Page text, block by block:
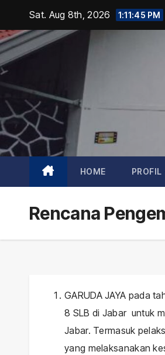
content
Sat. Aug 8th, 2026 1:11:46 PM
HOME PROFIL
Rencana
GARUDA JAYA pada
8 SLB di Jabar untuk
Jabar. Termasuk
yang melaksanakan